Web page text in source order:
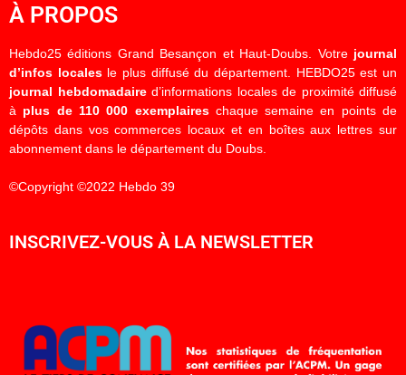
À PROPOS
Hebdo25 éditions Grand Besançon et Haut-Doubs. Votre journal
d’infos localesle plus diffusé du département. HEBDO25 est un
journal hebdomadaired’informations locales de proximité diffusé
à plus de 110 000 exemplaireschaque semaine en points de
dépôts dans vos commerces locaux et en boîtes aux lettres sur
abonnement dans le département du Doubs.
©Copyright ©2022 Hebdo 39
INSCRIVEZ-VOUS À LA NEWSLETTER